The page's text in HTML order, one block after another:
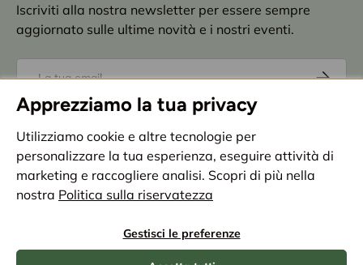
Apprezziamo la tua privacy
Utilizziamo cookie e altre tecnologie per
personalizzare la tua esperienza, eseguire attività di
marketing e raccogliere analisi. Scopri di più nella
nostra Politica sulla riservatezza
Gestisci le preferenze
Iscriviti alla nostra newsletter per essere sempre
aggiornato sulle ultime novità e i nostri eventi.
Iscriviti
Accettazioneprivacy policy
Metodi di pagamento accettati